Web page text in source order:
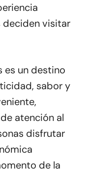
deciden visitar
es un destino
sabor y
atención al
disfrutar
de la